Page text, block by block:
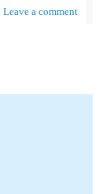
Leave a comment